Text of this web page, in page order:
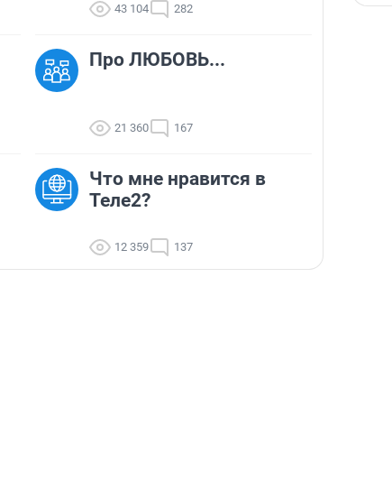
43 104 282
Про ЛЮБОВЬ...
21 360 167
Что мне нравится в
Теле2?
12 359 137